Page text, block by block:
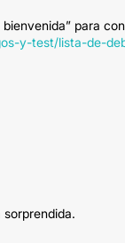
para
y-test/lista-de-